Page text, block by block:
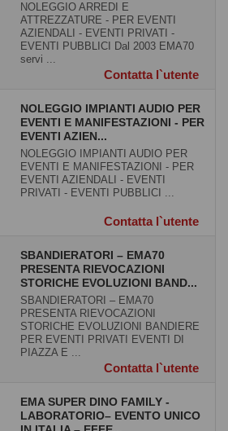
NOLEGGIO ARREDI E
ATTREZZATURE - PER EVENTI
AZIENDALI - EVENTI PRIVATI -
EVENTI PUBBLICI Dal 2003 EMA70
servi ...
Contatta l`utente
NOLEGGIO IMPIANTI AUDIO PER
EVENTI E MANIFESTAZIONI - PER
EVENTI AZIEN...
NOLEGGIO IMPIANTI AUDIO PER
EVENTI E MANIFESTAZIONI - PER
EVENTI AZIENDALI - EVENTI
PRIVATI - EVENTI PUBBLICI ...
Contatta l`utente
SBANDIERATORI – EMA70
PRESENTA RIEVOCAZIONI
STORICHE EVOLUZIONI BAND...
SBANDIERATORI – EMA70
PRESENTA RIEVOCAZIONI
STORICHE EVOLUZIONI BANDIERE
PER EVENTI PRIVATI EVENTI DI
PIAZZA E ...
Contatta l`utente
EMA SUPER DINO FAMILY -
LABORATORIO– EVENTO UNICO